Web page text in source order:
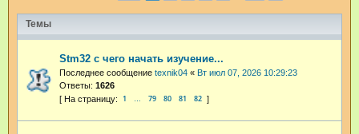
Темы
Stm32 с чего начать изучение...
Последнее сообщение texnik04 « Вт июл 07, 2026 10:29:23
Ответы: 1626
1 … 79 80 81 82